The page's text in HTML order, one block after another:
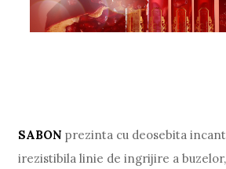
SABON prezinta cu deosebita
irezistibila linie de ingrijire a